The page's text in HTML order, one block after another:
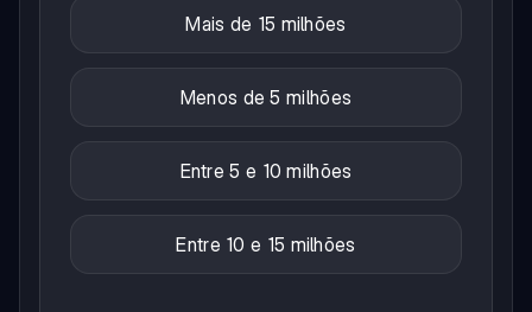
Mais de 15 milhões
Menos de 5 milhões
Entre 5 e 10 milhões
Entre 10 e 15 milhões